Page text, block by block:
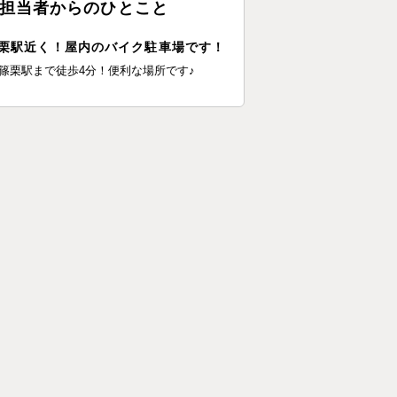
担当者からのひとこと
駅近く！屋内のバイク駐車場です！
栗駅まで徒歩4分！便利な場所です♪